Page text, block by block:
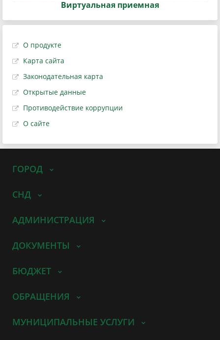
Виртуальная приемная
О продукте
Карта сайта
Законодательная карта
Открытые данные
Противодействие коррупции
О сайте
ГОРОД
СНД
АДМИНИСТРАЦИЯ
ДОКУМЕНТЫ
БЮДЖЕТ
ОБРАЩЕНИЯ
МУНИЦИПАЛЬНЫЕ УСЛУГИ